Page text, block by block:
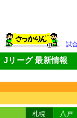
試
Jリーグ 最新情報
札幌 八戸